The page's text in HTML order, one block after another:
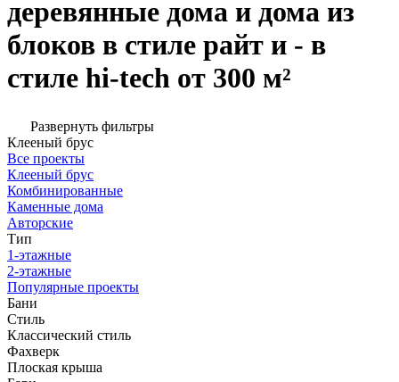
деревянные дома и дома из
блоков в стиле райт и - в
стиле hi-tech от 300 м²
Развернуть фильтры
Клееный брус
Все проекты
Клееный брус
Комбинированные
Каменные дома
Авторские
Тип
1-этажные
2-этажные
Популярные проекты
Бани
Стиль
Классический стиль
Фахверк
Плоская крыша